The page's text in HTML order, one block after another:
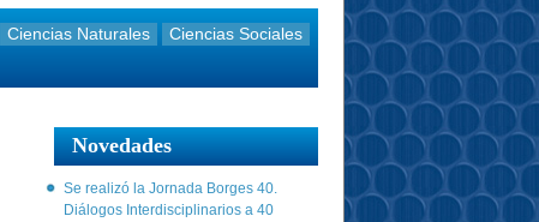
Ciencias Naturales
Ciencias Sociales
Novedades
Se realizó la Jornada Borges 40.
Diálogos Interdisciplinarios a 40